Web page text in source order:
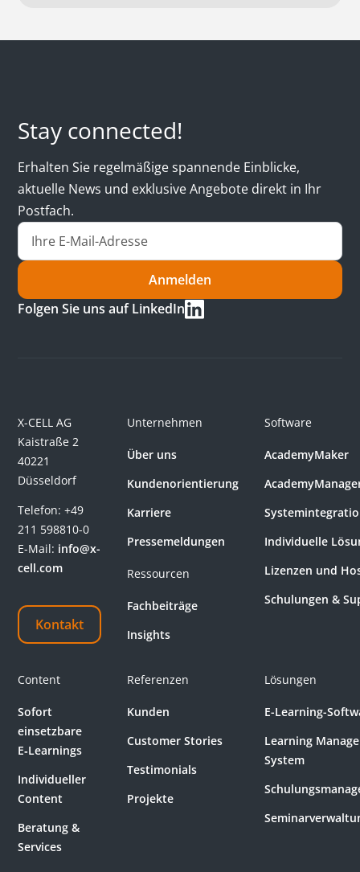
Stay connected!
Erhalten Sie regelmäßige spannende Einblicke,
aktuelle News und exklusive Angebote direkt in Ihr
Postfach.
Anmelden
Folgen Sie uns auf LinkedIn
X-CELL AG
Kaistraße 2
40221
Düsseldorf
Telefon:+49
211 598810-0
E-Mail: info@x-
cell.com
Kontakt
Unternehmen
Über uns
Kundenorientierung
Karriere
Pressemeldungen
Ressourcen
Fachbeiträge
Insights
Software
AcademyMaker
Individuelle
Lizenzen und
Schulungen &
Content
Sofort
einsetzbare
E‑Learnings
Individueller
Content
Beratung &
Services
Referenzen
Kunden
Customer Stories
Testimonials
Projekte
Lösungen
E-Learning-
Learning
System